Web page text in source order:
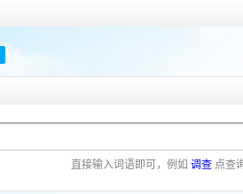
直接输入词语即可，例如 调查 点查